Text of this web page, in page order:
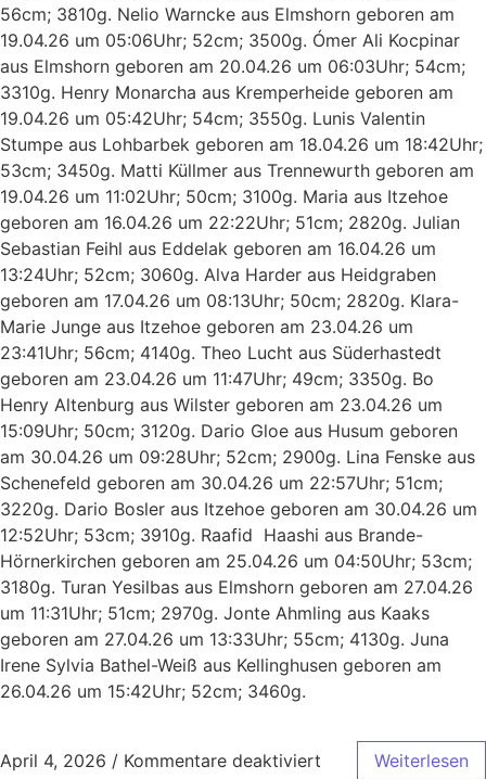
56cm; 3810g. Nelio Warncke aus Elmshorn geboren am
19.04.26 um 05:06Uhr; 52cm; 3500g. Ómer Ali Kocpinar
aus Elmshorn geboren am 20.04.26 um 06:03Uhr; 54cm;
3310g. Henry Monarcha aus Kremperheide geboren am
19.04.26 um 05:42Uhr; 54cm; 3550g. Lunis Valentin
Stumpe aus Lohbarbek geboren am 18.04.26 um 18:42Uhr;
53cm; 3450g. Matti Küllmer aus Trennewurth geboren am
19.04.26 um 11:02Uhr; 50cm; 3100g. Maria aus Itzehoe
geboren am 16.04.26 um 22:22Uhr; 51cm; 2820g. Julian
Sebastian Feihl aus Eddelak geboren am 16.04.26 um
13:24Uhr; 52cm; 3060g. Alva Harder aus Heidgraben
geboren am 17.04.26 um 08:13Uhr; 50cm; 2820g. Klara-
Marie Junge aus Itzehoe geboren am 23.04.26 um
23:41Uhr; 56cm; 4140g. Theo Lucht aus Süderhastedt
geboren am 23.04.26 um 11:47Uhr; 49cm; 3350g. Bo
Henry Altenburg aus Wilster geboren am 23.04.26 um
15:09Uhr; 50cm; 3120g. Dario Gloe aus Husum geboren
am 30.04.26 um 09:28Uhr; 52cm; 2900g. Lina Fenske aus
Schenefeld geboren am 30.04.26 um 22:57Uhr; 51cm;
3220g. Dario Bosler aus Itzehoe geboren am 30.04.26 um
12:52Uhr; 53cm; 3910g. Raafid Haashi aus Brande-
Hörnerkirchen geboren am 25.04.26 um 04:50Uhr; 53cm;
3180g. Turan Yesilbas aus Elmshorn geboren am 27.04.26
um 11:31Uhr; 51cm; 2970g. Jonte Ahmling aus Kaaks
geboren am 27.04.26 um 13:33Uhr; 55cm; 4130g. Juna
Irene Sylvia Bathel-Weiß aus Kellinghusen geboren am
26.04.26 um 15:42Uhr; 52cm; 3460g.
April 4, 2026 / Kommentare deaktiviert Weiterlesen